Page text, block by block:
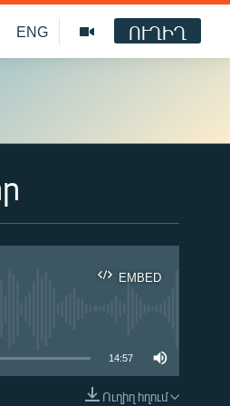
ENG ՈՒՂԻՂ
EMBED
14:57
Ուղիղ հղում